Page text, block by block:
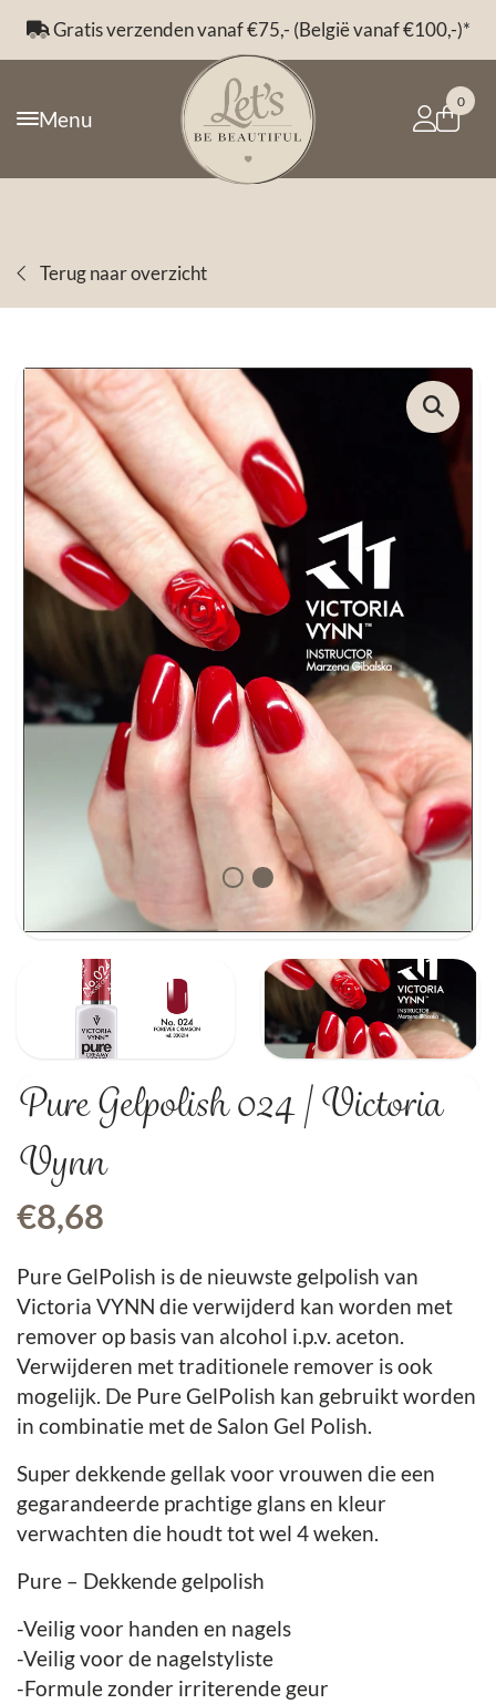
Gratis verzenden vanaf €75,- (België vanaf €100,-)*
Menu
0
Terug naar overzicht
Pure Gelpolish 024 | Victoria
Vynn
€8,68
Pure GelPolish is de nieuwste gelpolish van
Victoria VYNN die verwijderd kan worden met
remover op basis van alcohol i.p.v. aceton.
Verwijderen met traditionele remover is ook
mogelijk. De Pure GelPolish kan gebruikt worden
in combinatie met de Salon Gel Polish.
Super dekkende gellak voor vrouwen die een
gegarandeerde prachtige glans en kleur
verwachten die houdt tot wel 4 weken.
Pure – Dekkende gelpolish
-Veilig voor handen en nagels
-Veilig voor de nagelstyliste
-Formule zonder irriterende geur